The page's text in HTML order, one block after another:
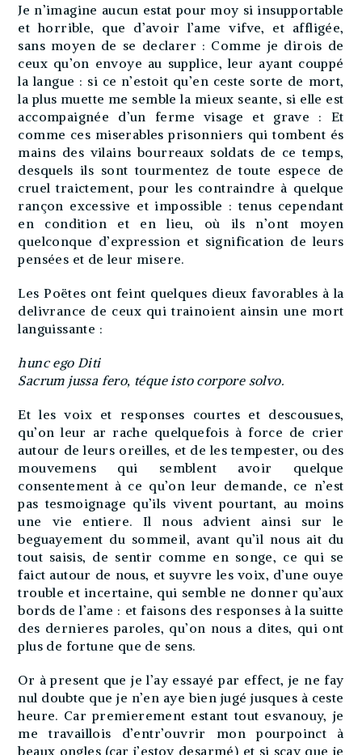
Je n’imagine aucun estat pour moy si insupportable
et horrible, que d’avoir l’ame vifve, et affligée,
sans moyen de se declarer : Comme je dirois de
ceux qu’on envoye au supplice, leur ayant couppé
la langue : si ce n’estoit qu’en ceste sorte de mort,
la plus muette me semble la mieux seante, si elle est
accompaignée d’un ferme visage et grave : Et
comme ces miserables prisonniers qui tombent és
mains des vilains bourreaux soldats de ce temps,
desquels ils sont tourmentez de toute espece de
cruel traictement, pour les contraindre à quelque
rançon excessive et impossible : tenus cependant
en condition et en lieu, où ils n’ont moyen
quelconque d’expression et signification de leurs
pensées et de leur misere.
Les Poëtes ont feint quelques dieux favorables à la
delivrance de ceux qui trainoient ainsin une mort
languissante :
hunc ego Diti
Sacrum jussa fero, téque isto corpore solvo.
Et les voix et responses courtes et descousues,
qu’on leur ar rache quelquefois à force de crier
autour de leurs oreilles, et de les tempester, ou des
mouvemens qui semblent avoir quelque
consentement à ce qu’on leur demande, ce n’est
pas tesmoignage qu’ils vivent pourtant, au moins
une vie entiere. Il nous advient ainsi sur le
beguayement du sommeil, avant qu’il nous ait du
tout saisis, de sentir comme en songe, ce qui se
faict autour de nous, et suyvre les voix, d’une ouye
trouble et incertaine, qui semble ne donner qu’aux
bords de l’ame : et faisons des responses à la suitte
des dernieres paroles, qu’on nous a dites, qui ont
plus de fortune que de sens.
Or à present que je l’ay essayé par effect, je ne fay
nul doubte que je n’en aye bien jugé jusques à ceste
heure. Car premierement estant tout esvanouy, je
me travaillois d’entr’ouvrir mon pourpoinct à
beaux ongles (car j’estoy desarmé) et si sçay que je